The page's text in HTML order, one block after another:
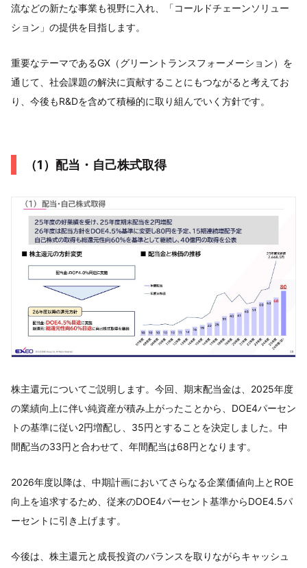
流などの新たな事業も視野に入れ、「コールドチェーンソリュー
ション」の提供を目指します。
重要なテーマであるGX（グリーントランスフォーメーション）を
通じて、社会課題の解決に貢献することにもつながると考えてお
り、今後もR&Dを含めて積極的に取り組んでいく方針です。
（1）配当・自己株式取得
株主還元についてご説明します。今回、期末配当金は、2025年度
の業績向上に伴い純資産が積み上がったことから、DOE4パーセン
トの基準に従い2円増配し、35円とすることを決定しました。中
間配当の33円と合わせて、年間配当は68円となります。
2026年度以降は、中期計画においてさらなる企業価値向上とROE
向上を追求するため、従来のDOE4パーセント基準からDOE4.5パ
ーセントに引き上げます。
今後は、株主還元と成長投資のバランスを取りながらキャッシュ